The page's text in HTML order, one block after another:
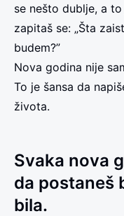
se nešto dublje, a
zapitaš se: „Šta
budem?”
Nova godina nije
To je šansa da
života.
Svaka nova
da postaneš
bila.